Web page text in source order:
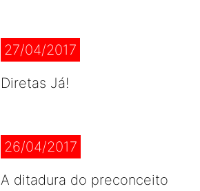
27/04/2017
Diretas Já!
26/04/2017
A ditadura do preconceito